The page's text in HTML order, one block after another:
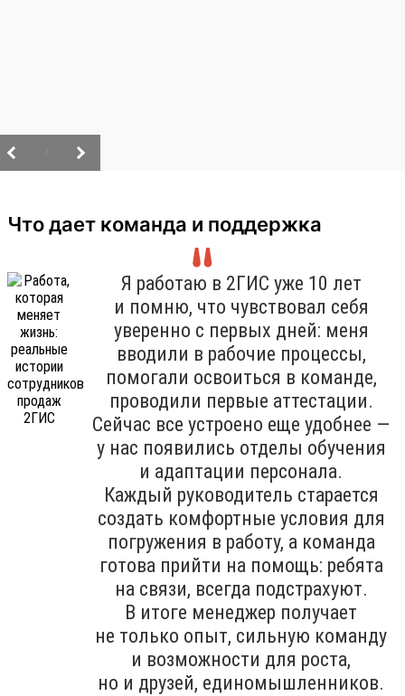
Что дает команда и поддержка
Я работаю в 2ГИС уже 10 лет
и помню, что чувствовал себя
уверенно с первых дней: меня
вводили в рабочие процессы,
помогали освоиться в команде,
проводили первые аттестации.
Сейчас все устроено еще удобнее —
у нас появились отделы обучения
и адаптации персонала.
Каждый руководитель старается
создать комфортные условия для
погружения в работу, а команда
готова прийти на помощь: ребята
на связи, всегда подстрахуют.
В итоге менеджер получает
не только опыт, сильную команду
и возможности для роста,
но и друзей, единомышленников.